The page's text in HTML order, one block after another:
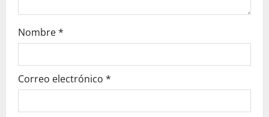
Nombre*
Correo electrónico *